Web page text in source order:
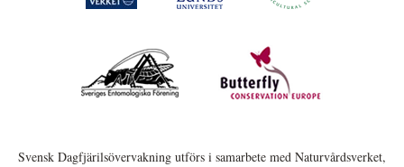
Svensk Dagfjärilsövervakning utförs i samarbete med Naturvårdsverket,